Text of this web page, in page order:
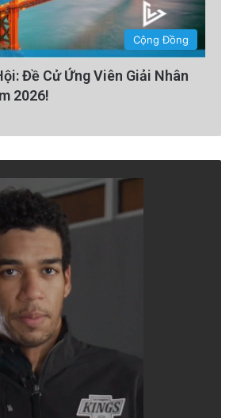
Cộng Đồng
Đề Cử Ứng Viên Giải Nhân
2026!